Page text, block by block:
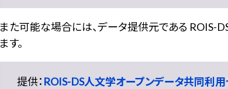
また可能な場合には、データ提供元である ROIS-
ます。
提供： ROIS-DS人文学オープンデータ共同利